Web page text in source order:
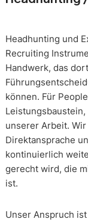
Headhunting und
Recruiting
Handwerk, das
können. Für
unserer Arbeit.
Direktansprache
kontinuierlich
gerecht wird, die
ist.
Unser Anspruch